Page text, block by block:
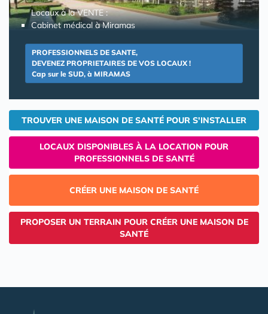
Locaux à la VENTE :
Cabinet médical à Miramas
PROFESSIONNELS DE SANTE,
DEVENEZ PROPRIETAIRES DE VOS LOCAUX !
Cap sur le SUD, à MIRAMAS
TROUVER UNE MAISON DE SANTÉ POUR S'INSTALLER
LOCAUX DISPONIBLES À LA LOCATION POUR
PROFESSIONNELS DE SANTÉ
CRÉER UNE MAISON DE SANTÉ
PROPOSER UN TERRAIN POUR CRÉER UNE MAISON DE
SANTÉ